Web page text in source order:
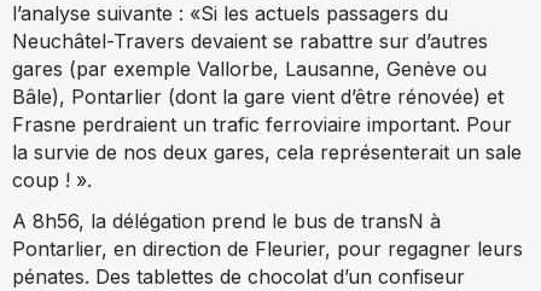
l’analyse suivante : «Si les actuels passagers du
Neuchâtel-Travers devaient se rabattre sur d’autres
gares (par exemple Vallorbe, Lausanne, Genève ou
Bâle), Pontarlier (dont la gare vient d’être rénovée) et
Frasne perdraient un trafic ferroviaire important. Pour
la survie de nos deux gares, cela représenterait un sale
coup ! ».
A 8h56, la délégation prend le bus de transN à
Pontarlier, en direction de Fleurier, pour regagner leurs
pénates. Des tablettes de chocolat d’un confiseur